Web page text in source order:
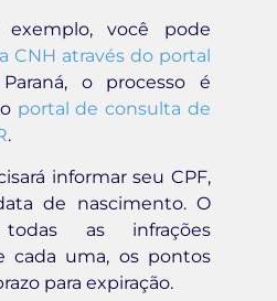
você pode
CNH através do portal
o processo é
portal de consulta de
.
informar seu CPF,
de nascimento. O
as infrações
cada uma, os pontos
para expiração.